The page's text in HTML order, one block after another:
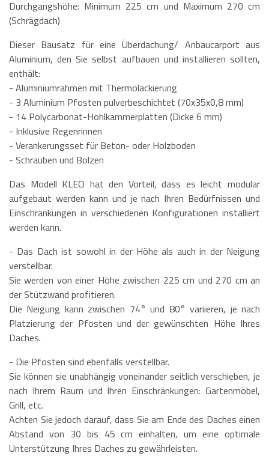
Durchgangshöhe: Minimum 225 cm und Maximum 270 cm
(Schrägdach)
Dieser Bausatz für eine Überdachung/ Anbaucarport aus
Aluminium, den Sie selbst aufbauen und installieren sollten,
enthält:
- Aluminiumrahmen mit Thermolackierung
- 3 Aluminium Pfosten pulverbeschichtet (70x35x0,8 mm)
- 14 Polycarbonat-Hohlkammerplatten (Dicke 6 mm)
- Inklusive Regenrinnen
- Verankerungsset für Beton- oder Holzboden
- Schrauben und Bolzen
Das Modell KLEO hat den Vorteil, dass es leicht modular
aufgebaut werden kann und je nach Ihren Bedürfnissen und
Einschränkungen in verschiedenen Konfigurationen installiert
werden kann.
- Das Dach ist sowohl in der Höhe als auch in der Neigung
verstellbar.
Sie werden von einer Höhe zwischen 225 cm und 270 cm an
der Stützwand profitieren.
Die Neigung kann zwischen 74° und 80° variieren, je nach
Platzierung der Pfosten und der gewünschten Höhe Ihres
Daches.
- Die Pfosten sind ebenfalls verstellbar.
Sie können sie unabhängig voneinander seitlich verschieben, je
nach Ihrem Raum und Ihren Einschränkungen: Gartenmöbel,
Grill, etc.
Achten Sie jedoch darauf, dass Sie am Ende des Daches einen
Abstand von 30 bis 45 cm einhalten, um eine optimale
Unterstützung Ihres Daches zu gewährleisten.